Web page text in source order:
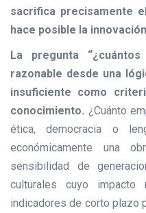
sacrifica precisamente
hace posible la
La pregunta
razonable desde una
insuficiente como
conocimiento. ¿Cuánto
ética, democracia o
económicamente una
sensibilidad de
culturales cuyo impacto
indicadores de corto plazo